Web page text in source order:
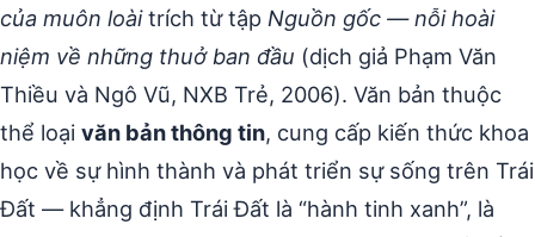
của muôn loàitrích từ tập Nguồn gốc — nỗi hoài
niệm về những thuở ban đầu (dịch giả Phạm Văn
Thiều và Ngô Vũ, NXB Trẻ, 2006). Văn bản thuộc
thể loại văn bản thông tin, cung cấp kiến thức khoa
học về sự hình thành và phát triển sự sống trên Trái
Đất — khẳng định Trái Đất là “hành tinh xanh”, là